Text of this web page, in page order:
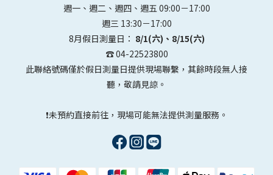
週一、週二、週四、週五 09:00－17:00
週三 13:30－17:00
8月假日測量日： 8/1(六)、8/15(六)
☎️ 04-22523800
此聯絡號碼僅於假日測量日提供現場聯繫，其餘時段無人接
聽，敬請見諒。
❗未預約直接前往，現場可能無法提供測量服務。